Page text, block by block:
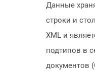
Данные
строки и
XML и
подтипов в
документов